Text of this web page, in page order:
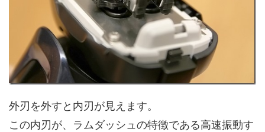
外刃を外すと内刃が見えます。
この内刃が、ラムダッシュの特徴である高速振動す